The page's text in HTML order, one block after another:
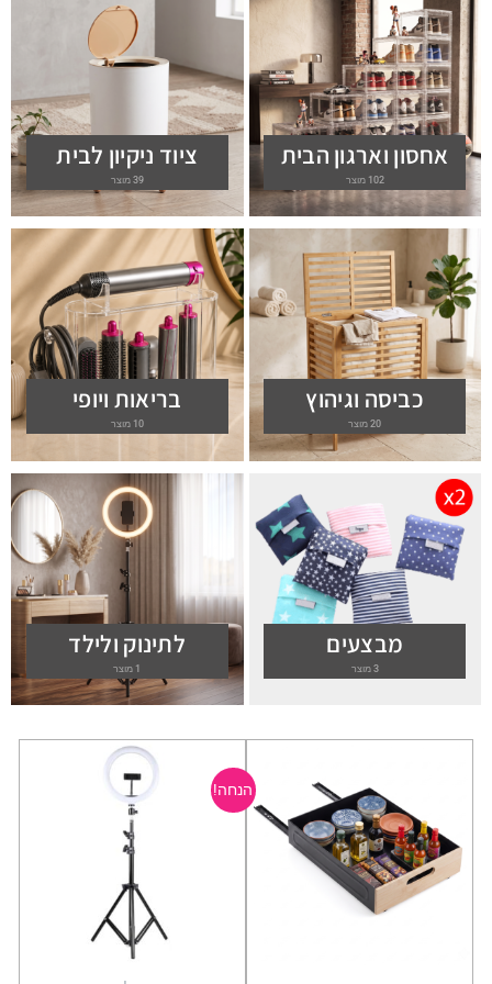
אחסון וארגון הבית
102 מוצר
ציוד ניקיון לבית
39 מוצר
כביסה וגיהוץ
20 מוצר
בריאות ויופי
10 מוצר
מבצעים
3 מוצר
לתינוק ולילד
1 מוצר
הנחה!
המחיר
המקורי
היה:
₪129.00.